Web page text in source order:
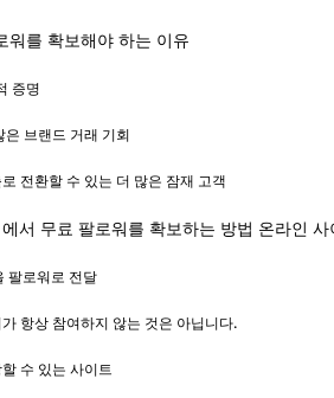
워를 확보해야 하는 이유
증명
은 브랜드 거래 기회
전환할 수 있는 더 많은 잠재 고객
서 무료 팔로워를 확보하는 방법 온라인
팔로워로 전달
항상 참여하지 않는 것은 아닙니다.
수 있는 사이트